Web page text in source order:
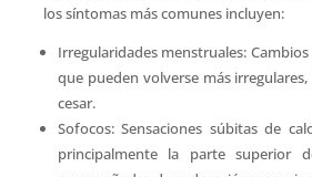
los síntomas más comunes incluyen:
Irregularidades menstruales:
que pueden volverse más
cesar.
Sofocos: Sensaciones súbitas de
principalmente la parte superior